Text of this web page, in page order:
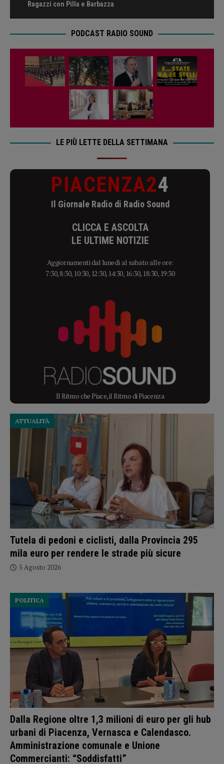
Ragazzi con Pilla e Barbazza
PODCAST RADIO SOUND
LE PIÙ LETTE DELLA SETTIMANA
PIACENZA24
Il Giornale Radio di Radio Sound
CLICCA E ASCOLTA
LE ULTIME NOTIZIE
Aggiornamenti dal lunedì al sabato alle ore:
7:30, 8:30, 10:30, 12:30, 14:30, 16:30, 18:30, 19:30
Il Ritmo che Piace, il Ritmo di Piacenza
Tutela di pedoni e ciclisti, dalla Provincia 295
mila euro per rendere le strade più sicure
ATTUALITÀ
5 Agosto 2026
Dalla Regione oltre 1,3 milioni di euro per gli hub
urbani di Piacenza, Vernasca e Calendasco.
Amministrazione comunale e Unione
Commercianti: “Soddisfatti”
POLITICA